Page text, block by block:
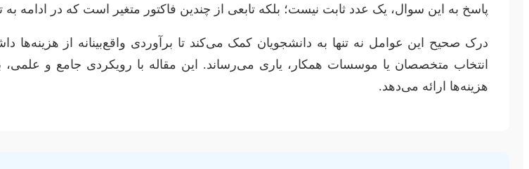
پاسخ به این سوال، یک عدد ثابت نیست؛ بلکه تابعی از چندین فاکتور متغیر است که در ادامه
درک صحیح این عوامل نه تنها به دانشجویان کمک می‌کند تا برآوردی واقع‌بینانه از
انتخاب متخصصان یا موسسات همکار، یاری می‌رساند. این مقاله با رویکردی جامع و علمی،
هزینه‌ها ارائه می‌دهد.